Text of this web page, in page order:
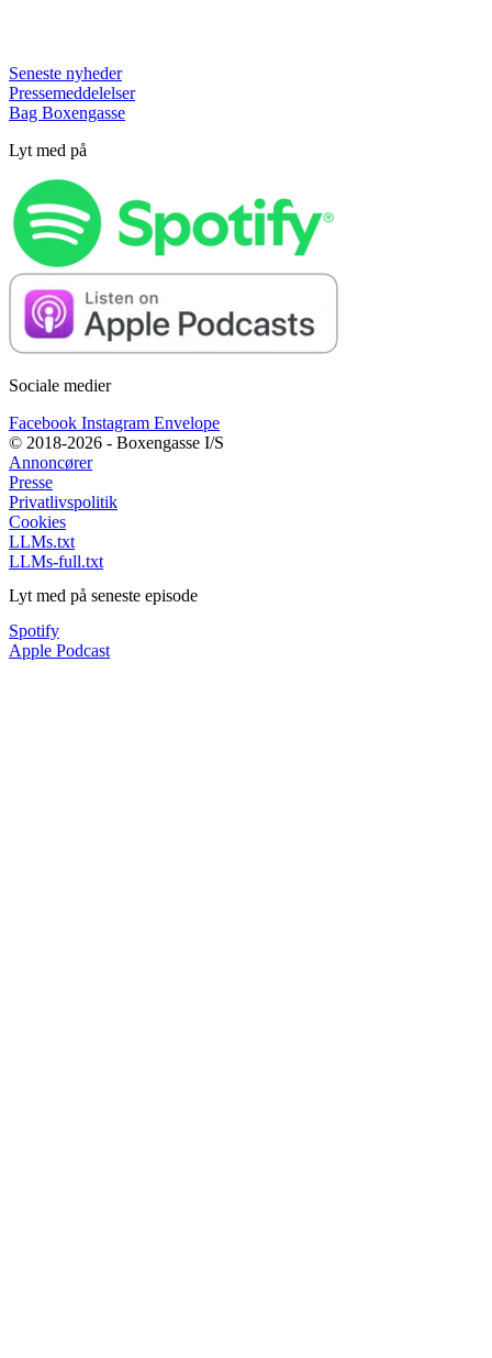
Seneste nyheder
Pressemeddelelser
Bag Boxengasse
Lyt med på
Sociale medier
Facebook Instagram Envelope
© 2018-2026 - Boxengasse I/S
Annoncører
Presse
Privatlivspolitik
Cookies
LLMs.txt
LLMs-full.txt
Lyt med på seneste episode
Spotify
Apple Podcast